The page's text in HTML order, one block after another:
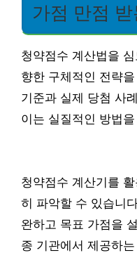
가점 만점 받
청약점수 계산법을
향한 구체적인 전략
기준과 실제 당첨 사
이는 실질적인 방법
청약점수 계산기를
히 파악할 수 있습니
완하고 목표 가점을
종 기관에서 제공하